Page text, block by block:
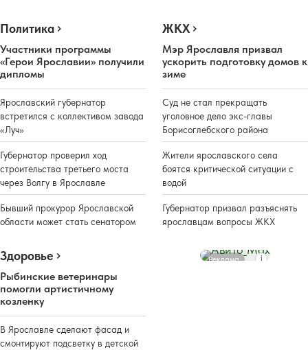
Политика
Участники программы
«Герои Ярославии» получили
дипломы
Ярославский губернатор
встретился с коллективом завода
«Луч»
Губернатор проверил ход
строительства третьего моста
через Волгу в Ярославле
Бывший прокурор Ярославской
области может стать сенатором
ЖКХ
Мэр Ярославля призвал
ускорить подготовку домов к
зиме
Суд не стал прекращать
уголовное дело экс-главы
Борисоглебского района
Жители ярославского села
боятся критической ситуации с
водой
Губернатор призвал разъяснять
ярославцам вопросы ЖКХ
Здоровье
Рыбинские ветеринары
помогли артистичному
козленку
В Ярославле сделают фасад и
смонтируют подсветку в детской
Реклама